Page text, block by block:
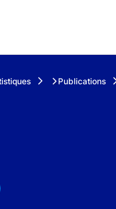
Publications